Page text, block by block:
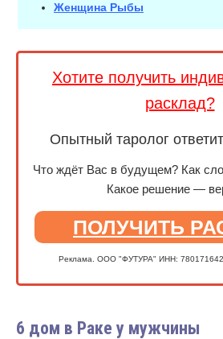
Женщина Рыбы
Хотите получить
расклад?
Опытный таролог
Что ждёт Вас в будущем? Как
Какое решение —
ПОЛУЧИТЬ
Реклама. ООО "ФУТУРА" ИНН:
6 дом в Раке у мужчины